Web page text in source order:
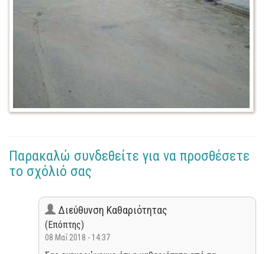
Παρακαλώ συνδεθείτε για να προσθέσετε
το σχόλιό σας
Διεύθυνση Καθαριότητας
(Επόπτης)
08 Μαΐ 2018 - 14:37